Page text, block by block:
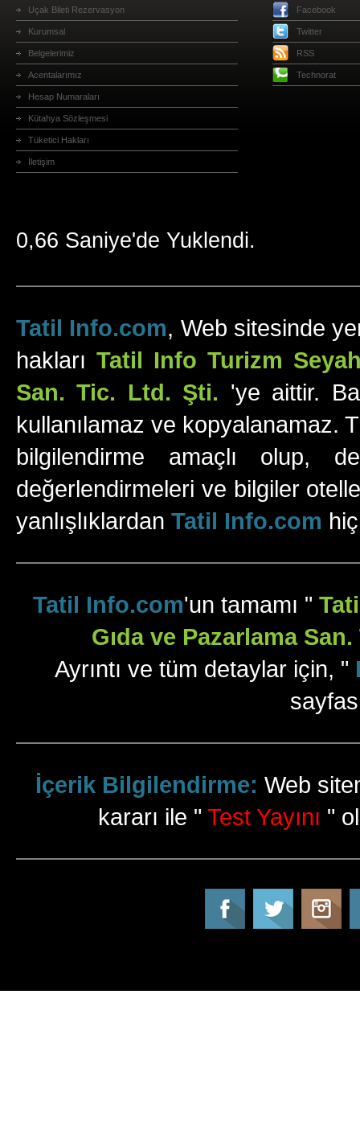
Uçak Bileti Rezervasyon
Kurumsal
Belgelerimiz
Acentalarımız
Hesap Numaraları
Kütahya Sözleşmesi
Tüketici Hakları
İletişim
Facebook
Twitter
RSS
Technorat
0,66 Saniye'de Yuklendi.
Tatil Info.com, Web sitesinde
hakları Tatil Info Turizm
San. Tic. Ltd. Şti. 'ye aittir.
kullanılamaz ve kopyalanamaz.
bilgilendirme amaçlı olup,
değerlendirmeleri ve bilgiler
yanlışlıklardan Tatil Info.com
Tatil Info.com'un tamamı "
Gıda ve Pazarlama
Ayrıntı ve tüm detaylar için, "
İçerik Bilgilendirme: Web
kararı ile " Test Yayını "